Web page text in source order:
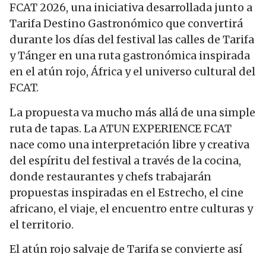
FCAT 2026, una iniciativa desarrollada junto a
Tarifa Destino Gastronómico que convertirá
durante los días del festival las calles de Tarifa
y Tánger en una ruta gastronómica inspirada
en el atún rojo, África y el universo cultural del
FCAT.
La propuesta va mucho más allá de una simple
ruta de tapas. La ATUN EXPERIENCE FCAT
nace como una interpretación libre y creativa
del espíritu del festival a través de la cocina,
donde restaurantes y chefs trabajarán
propuestas inspiradas en el Estrecho, el cine
africano, el viaje, el encuentro entre culturas y
el territorio.
El atún rojo salvaje de Tarifa se convierte así